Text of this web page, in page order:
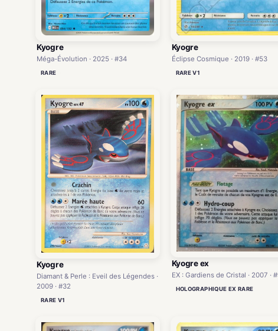
Kyogre
Méga-Évolution · 2025 · #34
RARE
Kyogre
Éclipse Cosmique · 2019 · #53
RARE V1
Kyogre
Diamant & Perle : Eveil des Légendes ·
2009 · #32
RARE V1
Kyogre ex
EX : Gardiens de Cristal · 2007 ·
HOLOGRAPHIQUE EX RARE